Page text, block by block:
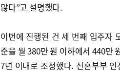
많다”고 설명했다.
이번에 진행된 건 세 번째 입주자
준을 월 380만 원 이하에서 440만
7년 이내로 조정했다. 신혼부부